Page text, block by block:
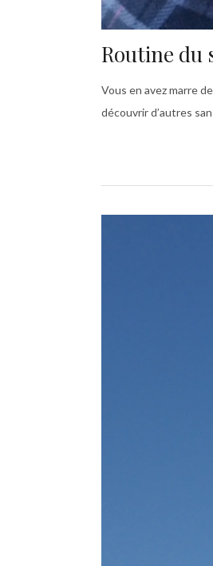
Routine du
Vous en avez marre
découvrir d’autres